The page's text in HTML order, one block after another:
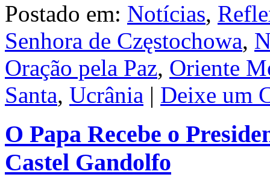
Postado em: Notícias,
Senhora de Częstochowa,
Oração pela Paz, Oriente
Santa, Ucrânia | Deixe um
O Papa Recebe o
Castel Gandolfo